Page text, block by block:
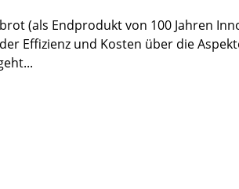
(als Endprodukt von 100 Jahren
Effizienz und Kosten über die